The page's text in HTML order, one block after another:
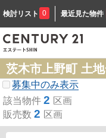
検討リスト 0 最近見た物件
茨木市上野町 土
募集中のみ表示
該当物件 2 区画
販売数 2 区画